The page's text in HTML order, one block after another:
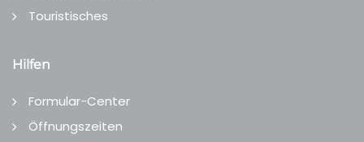
Touristisches
Hilfen
Formular-Center
Öffnungszeiten